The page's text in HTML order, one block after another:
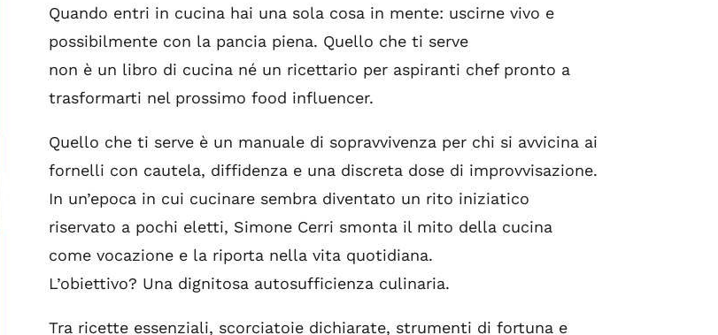
Quando entri in cucina hai una sola cosa in mente: uscirne vivo e
possibilmente con la pancia piena. Quello che ti serve
non è un libro di cucina né un ricettario per aspiranti chef pronto a
trasformarti nel prossimo food influencer.
Quello che ti serve è un manuale di sopravvivenza per chi si avvicina ai
fornelli con cautela, diffidenza e una discreta dose di improvvisazione.
In un’epoca in cui cucinare sembra diventato un rito iniziatico
riservato a pochi eletti, Simone Cerri smonta il mito della cucina
come vocazione e la riporta nella vita quotidiana.
L’obiettivo? Una dignitosa autosufficienza culinaria.
Tra ricette essenziali, scorciatoie dichiarate, strumenti di fortuna e